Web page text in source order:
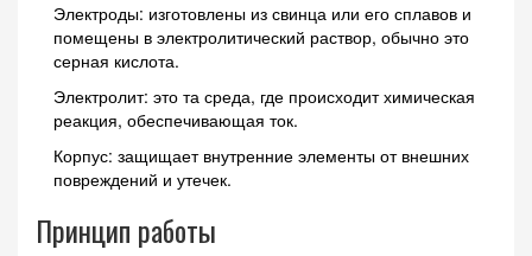
Электроды: изготовлены из свинца или его сплавов и
помещены в электролитический раствор, обычно это
серная кислота.
Электролит: это та среда, где происходит химическая
реакция, обеспечивающая ток.
Корпус: защищает внутренние элементы от внешних
повреждений и утечек.
Принцип работы